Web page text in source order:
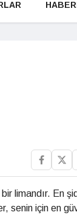
limandır. En
senin için en